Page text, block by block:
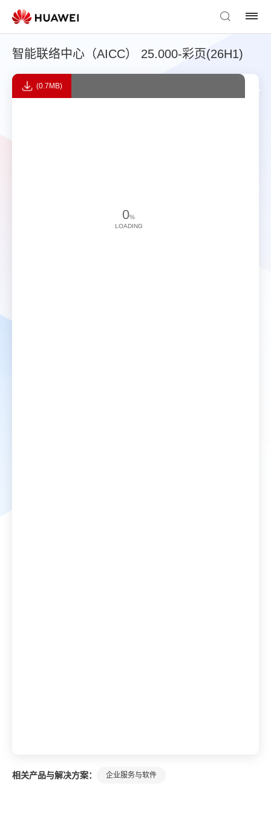
智能联络中心（AICC） 25.000-彩页(26H1)
相关产品与解决方案： 企业服务与软件
(0.7MB)
0%
LOADING